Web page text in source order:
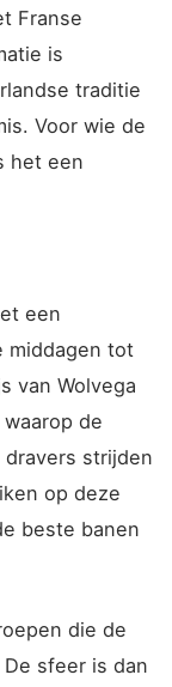
Franse
is
traditie
Voor wie de
het een
een
middagen tot
van Wolvega
de
strijden
op deze
beste banen
die de
sfeer is dan